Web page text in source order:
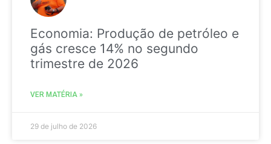
Economia: Produção de petróleo e
gás cresce 14% no segundo
trimestre de 2026
VER MATÉRIA »
29 de julho de 2026